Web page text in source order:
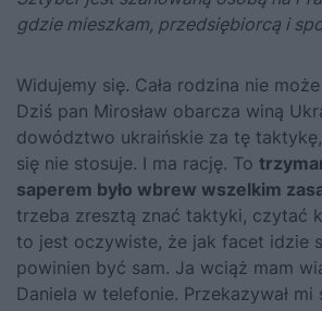
gdzie mieszkam, przedsiębiorcą i
Widujemy się. Cała rodzina nie
Dziś pan Mirosław obarcza winą
dowództwo ukraińskie za tę
się nie stosuje. I ma rację. To
saperem było wbrew wszelkim
trzeba zresztą znać taktyki, czytać
to jest oczywiste, że jak facet idzie
powinien być sam. Ja wciąż mam
Daniela w telefonie. Przekazywał mi